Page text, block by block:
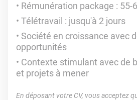
Rémunération package : 55-
Télétravail : jusqu'à 2 jours
Société en croissance avec
opportunités
Contexte stimulant avec de
et projets à mener
En déposant votre CV, vous acceptez